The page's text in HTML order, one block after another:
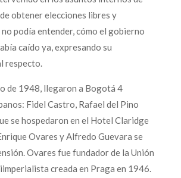
obtener elecciones libres y
podía entender, cómo el gobierno
caído ya, expresando su
respecto.
de 1948, llegaron a Bogotá 4
Fidel Castro, Rafael del Pino
se hospedaron en el Hotel Claridge
Ovares y Alfredo Guevara se
Ovares fue fundador de la Unión
creada en Praga en 1946.